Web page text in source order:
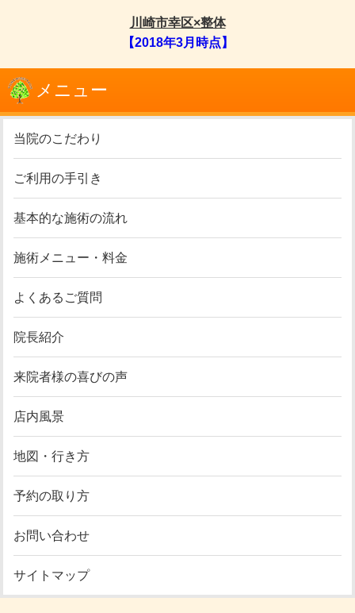
川崎市幸区×整体
【2018年3月時点】
メニュー
当院のこだわり
ご利用の手引き
基本的な施術の流れ
施術メニュー・料金
よくあるご質問
院長紹介
来院者様の喜びの声
店内風景
地図・行き方
予約の取り方
お問い合わせ
サイトマップ